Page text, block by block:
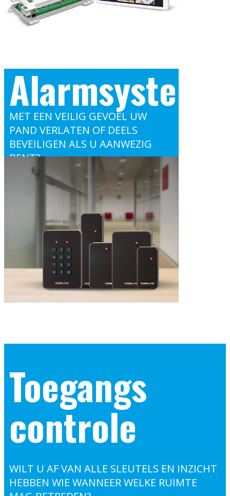
MET EEN VEILIG GEVOEL UW
PAND VERLATEN OF DEELS
BEVEILIGEN ALS U AANWEZIG
BENT?
WIJ WERKEN MET MODERNE
ALARMSYSTEMEN WELKE
EVENTUEEL OOK MIDDELS EEN
APP BEDIEND KUNNEN WORDEN.
Toegangs
controle
WILT U AF VAN ALLE SLEUTELS EN INZICHT
HEBBEN WIE WANNEER WELKE RUIMTE